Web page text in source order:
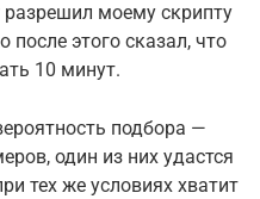
разрешил моему скрипту
этого сказал, что
10 минут.
подбора —
один из них удастся
тех же условиях хватит